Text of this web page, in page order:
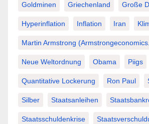
Goldminen Griechenland Große
Hyperinflation Inflation Iran
Martin Armstrong
Neue Weltordnung Obama Piigs
Quantitative Lockerung Ron Paul
Silber Staatsanleihen
Staatsschuldenkrise